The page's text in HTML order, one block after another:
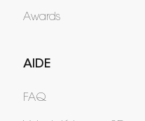
Awards
AIDE
FAQ